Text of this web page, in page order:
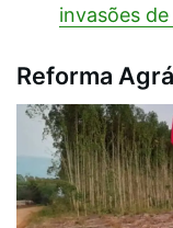
invasões
Reforma